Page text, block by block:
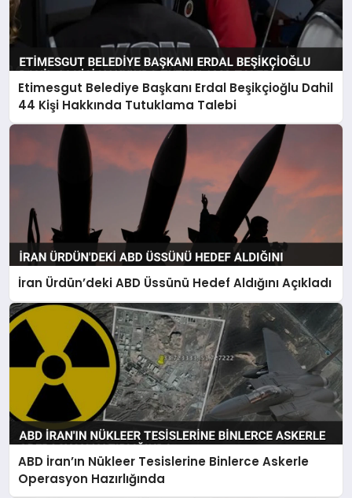
Etimesgut Belediye Başkanı Erdal Beşikçioğlu Dahil
44 Kişi Hakkında Tutuklama Talebi
İran Ürdün’deki ABD Üssünü Hedef Aldığını Açıkladı
ABD İran’ın Nükleer Tesislerine Binlerce Askerle
Operasyon Hazırlığında